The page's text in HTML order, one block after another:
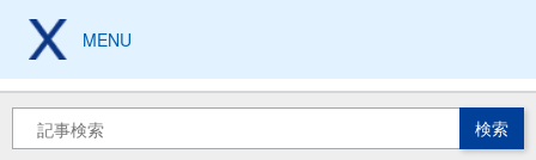
コ
ン
索
MENU